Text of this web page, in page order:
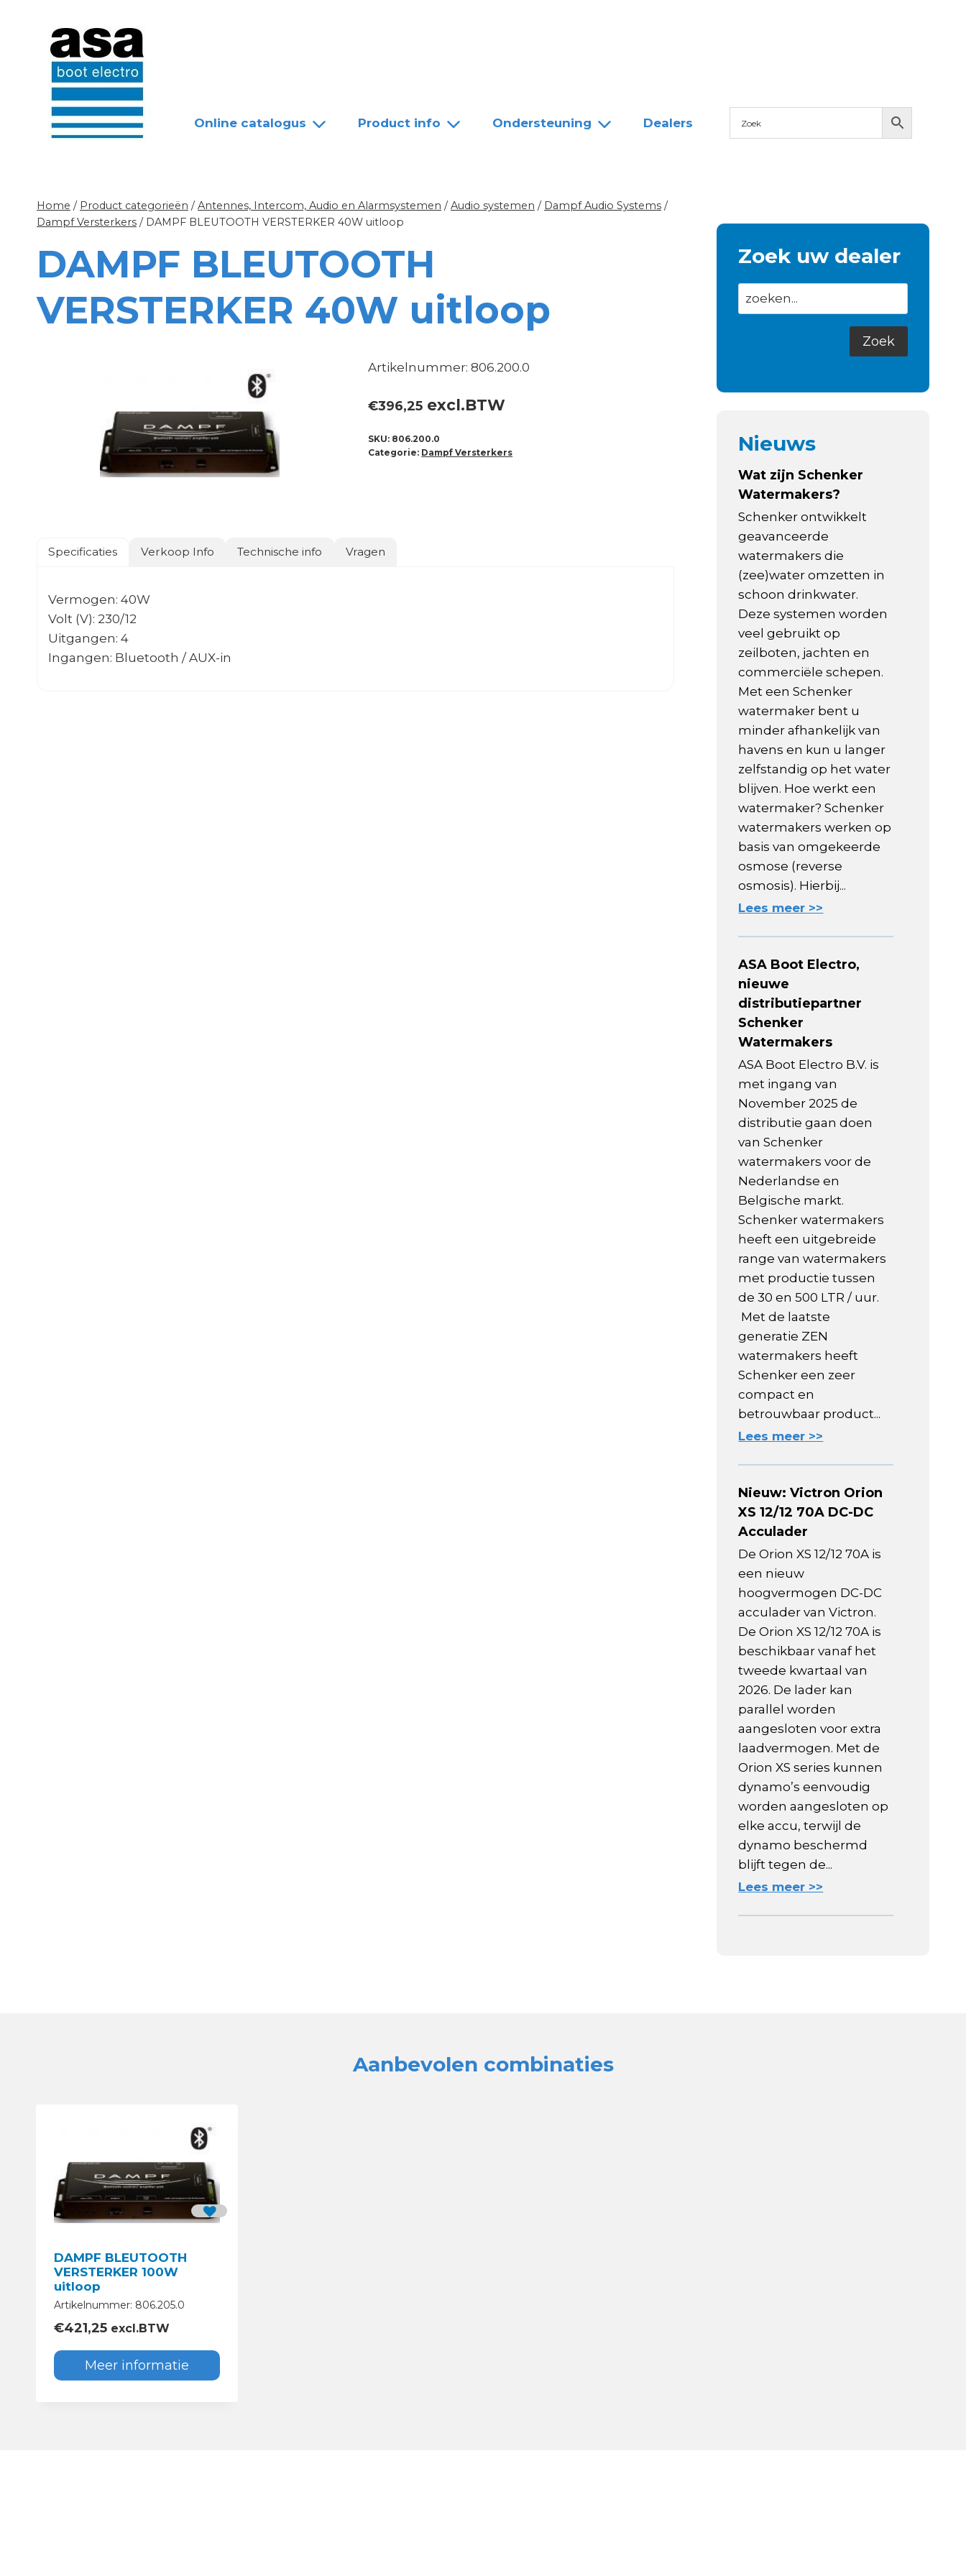
Online catalogus Product info Ondersteuning Dealers
Home / Product categorieën / Antennes, Intercom, Audio en Alarmsystemen / Audio systemen / Dampf Audio Systems /
Dampf Versterkers / DAMPF BLEUTOOTH VERSTERKER 40W uitloop
DAMPF BLEUTOOTH
VERSTERKER 40W uitloop
Artikelnummer: 806.200.0
€396,25 excl.BTW
SKU: 806.200.0
Categorie: Dampf Versterkers
Specificaties Verkoop Info Technische info Vragen
Vermogen: 40W
Volt (V): 230/12
Uitgangen: 4
Ingangen: Bluetooth / AUX-in
Zoek uw dealer
Nieuws
Wat zijn Schenker
Watermakers?
Schenker ontwikkelt
geavanceerde
watermakers die
(zee)water omzetten in
schoon drinkwater.
Deze systemen worden
veel gebruikt op
zeilboten, jachten en
commerciële schepen.
Met een Schenker
watermaker bent u
minder afhankelijk van
havens en kun u langer
zelfstandig op het water
blijven. Hoe werkt een
watermaker? Schenker
watermakers werken op
basis van omgekeerde
osmose (reverse
osmosis). Hierbij...
Lees meer >>
ASA Boot Electro,
nieuwe
distributiepartner
Schenker
Watermakers
ASA Boot Electro B.V. is
met ingang van
November 2025 de
distributie gaan doen
van Schenker
watermakers voor de
Nederlandse en
Belgische markt.
Schenker watermakers
heeft een uitgebreide
range van watermakers
met productie tussen
de 30 en 500 LTR / uur.
Met de laatste
generatie ZEN
watermakers heeft
Schenker een zeer
compact en
betrouwbaar product...
Lees meer >>
Nieuw: Victron Orion
XS 12/12 70A DC-DC
Acculader
De Orion XS 12/12 70A is
een nieuw
hoogvermogen DC-DC
acculader van Victron.
De Orion XS 12/12 70A is
beschikbaar vanaf het
tweede kwartaal van
2026. De lader kan
parallel worden
aangesloten voor extra
laadvermogen. Met de
Orion XS series kunnen
dynamo’s eenvoudig
worden aangesloten op
elke accu, terwijl de
dynamo beschermd
blijft tegen de...
Lees meer >>
Aanbevolen combinaties
DAMPF BLEUTOOTH
VERSTERKER 100W
uitloop
Artikelnummer: 806.205.0
€421,25 excl.BTW
Meer informatie